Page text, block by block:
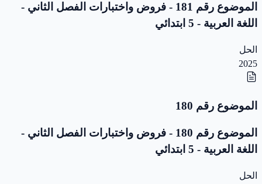
الموضوع رقم 181 - فروض واختبارات الفصل الثاني -
اللغة العربية - 5 ابتدائي
الحل
2025
الموضوع رقم 180
الموضوع رقم 180 - فروض واختبارات الفصل الثاني -
اللغة العربية - 5 ابتدائي
الحل